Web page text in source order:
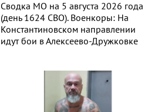
Сводка МО на 5 августа 2026 года
(день 1624 СВО). Военкоры: На
Константиновском направлении
идут бои в Алексеево-Дружковке